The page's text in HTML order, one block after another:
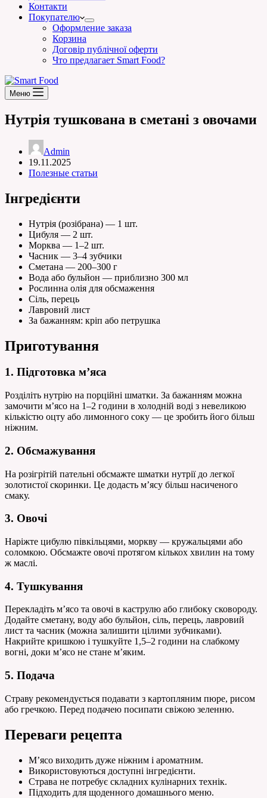
Контакти
Покупателю
Оформление заказа
Корзина
Договір публічної оферти
Что предлагает Smart Food?
Меню
Нутрія тушкована в сметані з овочами
Admin
19.11.2025
Полезные статьи
Інгредієнти
Нутрія (розібрана) — 1 шт.
Цибуля — 2 шт.
Морква — 1–2 шт.
Часник — 3–4 зубчики
Сметана — 200–300 г
Вода або бульйон — приблизно 300 мл
Рослинна олія для обсмаження
Сіль, перець
Лавровий лист
За бажанням: кріп або петрушка
Приготування
1. Підготовка м’яса
Розділіть нутрію на порційні шматки. За бажанням можна
замочити м’ясо на 1–2 години в холодній воді з невеликою
кількістю оцту або лимонного соку — це зробить його більш
ніжним.
2. Обсмажування
На розігрітій пательні обсмажте шматки нутрії до легкої
золотистої скоринки. Це додасть м’ясу більш насиченого
смаку.
3. Овочі
Наріжте цибулю півкільцями, моркву — кружальцями або
соломкою. Обсмажте овочі протягом кількох хвилин на тому
ж маслі.
4. Тушкування
Перекладіть м’ясо та овочі в каструлю або глибоку сковороду.
Додайте сметану, воду або бульйон, сіль, перець, лавровий
лист та часник (можна залишити цілими зубчиками).
Накрийте кришкою і тушкуйте 1,5–2 години на слабкому
вогні, доки м’ясо не стане м’яким.
5. Подача
Страву рекомендується подавати з картопляним пюре, рисом
або гречкою. Перед подачею посипати свіжою зеленню.
Переваги рецепта
М’ясо виходить дуже ніжним і ароматним.
Використовуються доступні інгредієнти.
Страва не потребує складних кулінарних технік.
Підходить для щоденного домашнього меню.